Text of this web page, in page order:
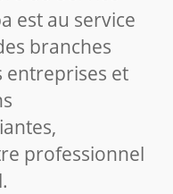
est au service
branches
entreprises et
professionnel